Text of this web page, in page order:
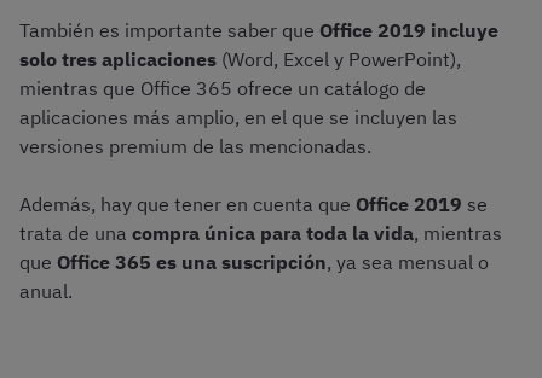
También es importante saber que Office 2019 incluye
solo tres aplicaciones (Word, Excel y PowerPoint),
mientras que Office 365 ofrece un catálogo de
aplicaciones más amplio, en el que se incluyen las
versiones premium de las mencionadas.
Además, hay que tener en cuenta que Office 2019 se
trata de una compra única para toda la vida, mientras
que Office 365 es una suscripción, ya sea mensual o
anual.